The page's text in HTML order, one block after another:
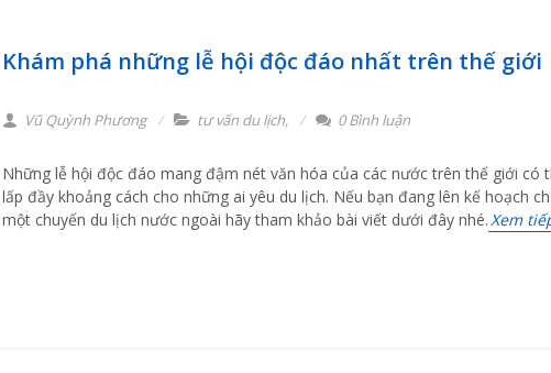
Khám phá những lễ hội độc đáo nhất trên thế giới
Vũ Quỳnh Phương tư vấn du lịch, 0 Bình luận
Những lễ hội độc đáo mang đậm nét văn hóa của các nước trên thế giới có
lấp đầy khoảng cách cho những ai yêu du lịch. Nếu bạn đang lên kế hoạch
một chuyến du lịch nước ngoài hãy tham khảo bài viết dưới đây nhé.Xem